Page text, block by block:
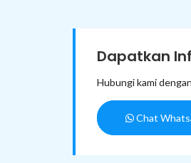
Dapatkan
Hubungi kami
Chat